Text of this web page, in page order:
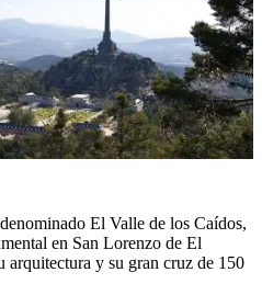
El Valle de los Caídos,
en San Lorenzo de El
arquitectura y su gran cruz de 150